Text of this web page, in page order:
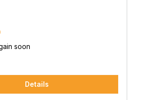
soon
Details